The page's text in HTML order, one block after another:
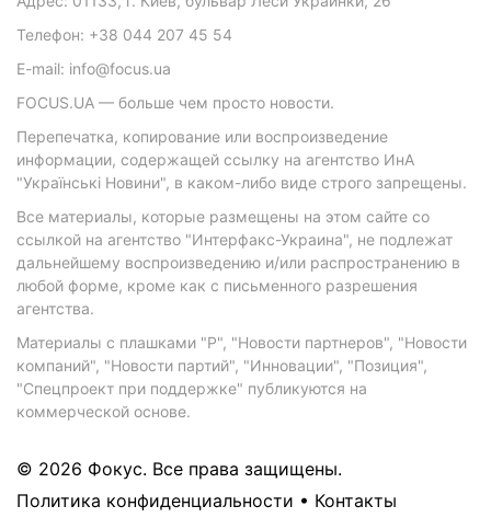
Телефон: +38 044 207 45 54
E-mail: info@focus.ua
FOCUS.UA — больше чем просто новости.
Перепечатка, копирование или воспроизведение
информации, содержащей ссылку на агентство ИнА
"Українські Новини", в каком-либо виде строго запрещены.
Все материалы, которые размещены на этом сайте со
ссылкой на агентство "Интерфакс-Украина", не подлежат
дальнейшему воспроизведению и/или распространению в
любой форме, кроме как с письменного разрешения
агентства.
Материалы с плашками "Р", "Новости партнеров", "Новости
компаний", "Новости партий", "Инновации", "Позиция",
"Спецпроект при поддержке" публикуются на
коммерческой основе.
© 2026 Фокус. Все права защищены.
Политика конфиденциальности • Контакты